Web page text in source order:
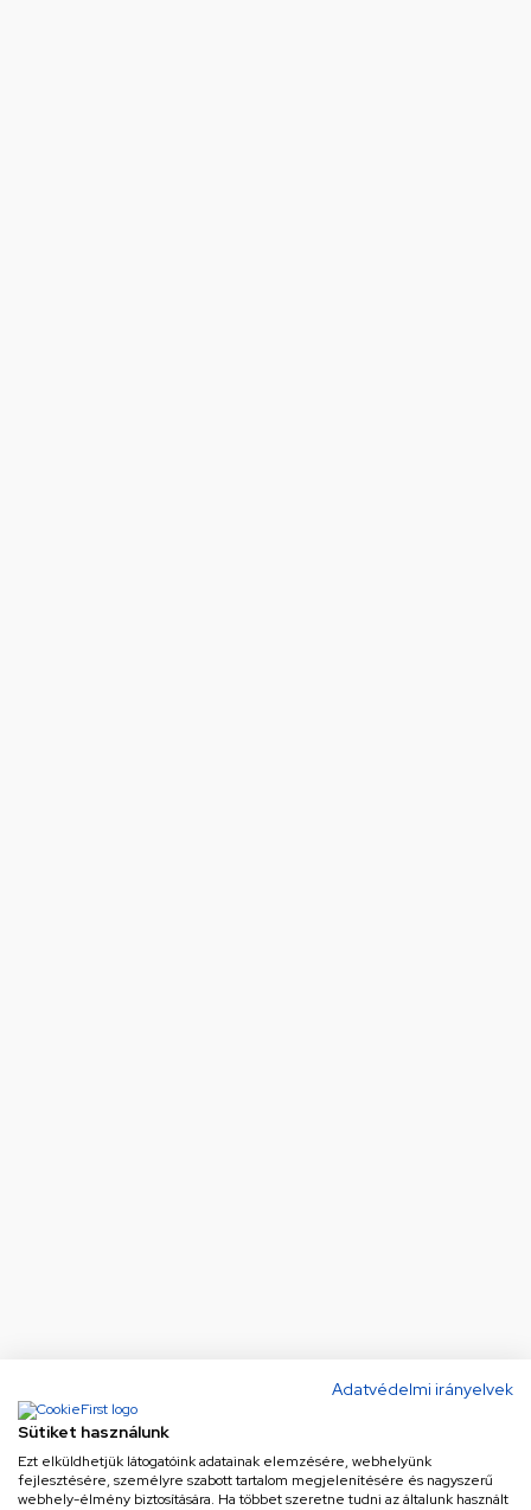
Adatvédelmi irányelvek
Sütiket használunk
Ezt elküldhetjük látogatóink adatainak elemzésére, webhelyünk
fejlesztésére, személyre szabott tartalom megjelenítésére és nagyszerű
webhely-élmény biztosítására. Ha többet szeretne tudni az általunk használt